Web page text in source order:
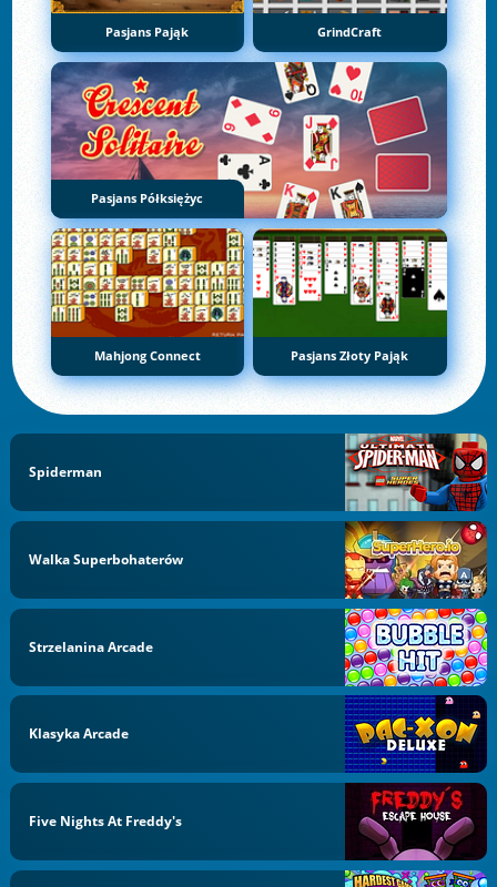
Pasjans Pająk GrindCraft
Pasjans Półksiężyc
Mahjong Connect Pasjans Złoty Pająk
Spiderman
Walka Superbohaterów
Strzelanina Arcade
Klasyka Arcade
Five Nights At Freddy's